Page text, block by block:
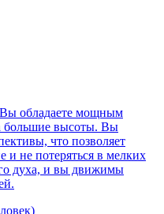
обладаете мощным
большие высоты. Вы
что позволяет
и не потеряться в мелких
духа, и вы движимы
)